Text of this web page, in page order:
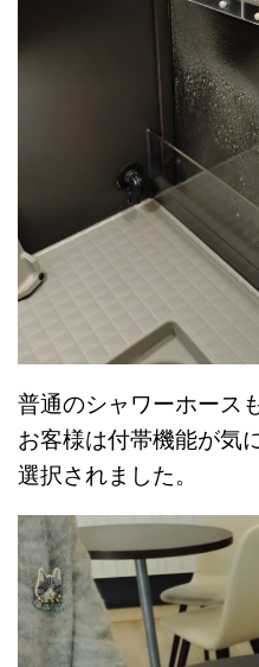
普通のシャワーホース
お客様は付帯機能が気
選択されました。